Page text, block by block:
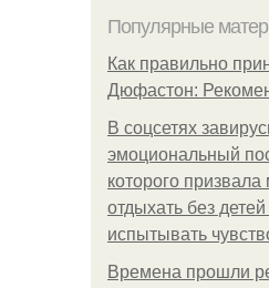
Популярные
Как правильно
Дюфастон:
В соцсетях
эмоциональный
которого призвала
отдыхать без
испытывать
Bpeмена прошли